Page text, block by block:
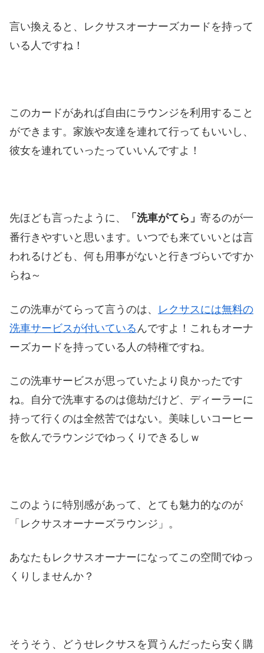
言い換えると、レクサスオーナーズカードを持って
いる人ですね！
このカードがあれば自由にラウンジを利用すること
ができます。家族や友達を連れて行ってもいいし、
彼女を連れていったっていいんですよ！
先ほども言ったように、 「洗車がてら」 寄るのが一
番行きやすいと思います。いつでも来ていいとは言
われるけども、何も用事がないと行きづらいですか
らね～
この洗車がてらって言うのは、 レクサスには無料の
洗車サービスが付いているんですよ！これもオーナ
ーズカードを持っている人の特権ですね。
この洗車サービスが思っていたより良かったです
ね。自分で洗車するのは億劫だけど、ディーラーに
持って行くのは全然苦ではない。美味しいコーヒー
を飲んでラウンジでゆっくりできるしｗ
このように特別感があって、とても魅力的なのが
「レクサスオーナーズラウンジ」。
あなたもレクサスオーナーになってこの空間でゆっ
くりしませんか？
そうそう、どうせレクサスを買うんだったら安く購